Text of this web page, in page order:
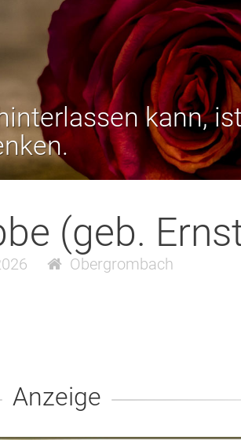
kann,
(geb.
Obergrombach
Anzeige